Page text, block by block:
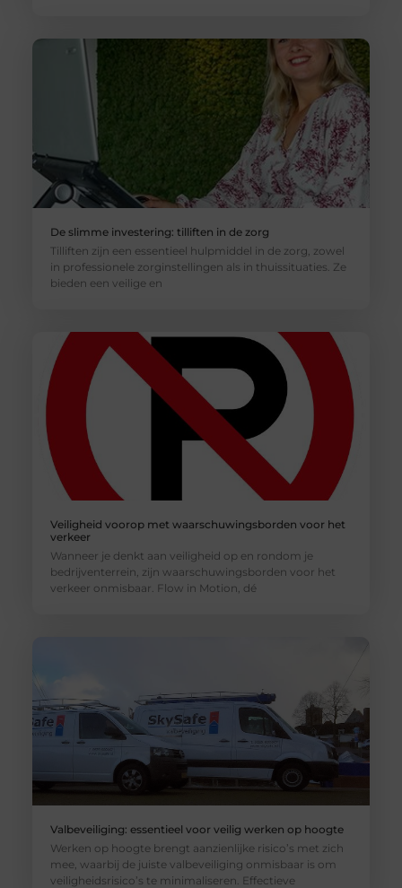
De slimme investering: tilliften in de zorg
Tilliften zijn een essentieel hulpmiddel in de zorg, zowel
in professionele zorginstellingen als in thuissituaties. Ze
bieden een veilige en
Veiligheid voorop met waarschuwingsborden voor het
verkeer
Wanneer je denkt aan veiligheid op en rondom je
bedrijventerrein, zijn waarschuwingsborden voor het
verkeer onmisbaar. Flow in Motion, dé
Valbeveiliging: essentieel voor veilig werken op hoogte
Werken op hoogte brengt aanzienlijke risico’s met zich
mee, waarbij de juiste valbeveiliging onmisbaar is om
veiligheidsrisico’s te minimaliseren. Effectieve